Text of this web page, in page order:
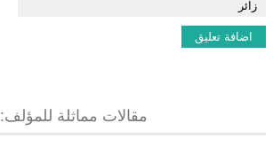
مقالات مماثلة للمؤلف: